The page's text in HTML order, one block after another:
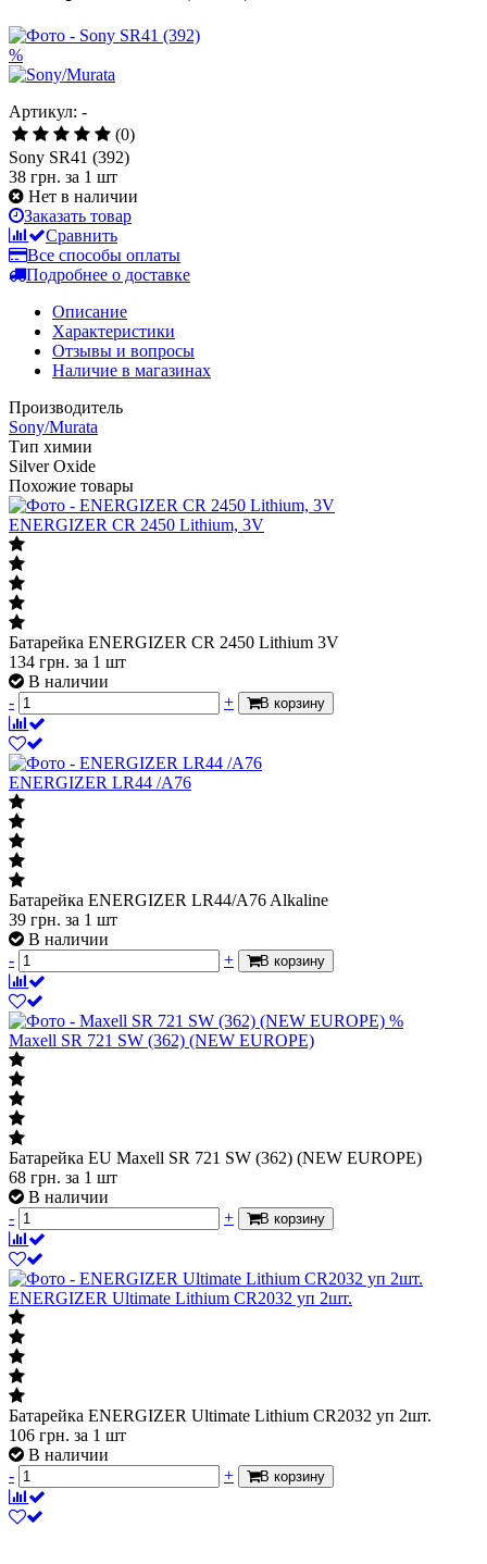
%
Артикул: -
(0)
Sony SR41 (392)
38 грн. за 1 шт
Нет в наличии
Заказать товар
Сравнить
Все способы оплаты
Подробнее о доставке
Описание
Характеристики
Отзывы и вопросы
Наличие в магазинах
Производитель
Sony/Murata
Тип химии
Silver Oxide
Похожие товары
ENERGIZER CR 2450 Lithium, 3V
Батарейка ENERGIZER CR 2450 Lithium 3V
134 грн. за 1 шт
В наличии
-
+ В корзину
ENERGIZER LR44 /A76
Батарейка ENERGIZER LR44/A76 Alkaline
39 грн. за 1 шт
В наличии
-
+ В корзину
%
Maxell SR 721 SW (362) (NEW EUROPE)
Батарейка EU Maxell SR 721 SW (362) (NEW EUROPE)
68 грн. за 1 шт
В наличии
-
+ В корзину
ENERGIZER Ultimate Lithium CR2032 уп 2шт.
Батарейка ENERGIZER Ultimate Lithium CR2032 уп 2шт.
106 грн. за 1 шт
В наличии
-
+ В корзину